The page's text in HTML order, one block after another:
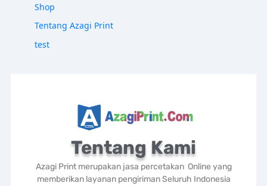
Shop
Tentang Azagi Print
test
Tentang Kami
Azagi Print merupakan jasa percetakan Online yang
memberikan layanan pengiriman Seluruh Indonesia